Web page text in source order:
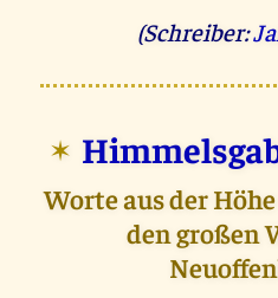
(Schreiber:
✶
Worte aus der
den großen